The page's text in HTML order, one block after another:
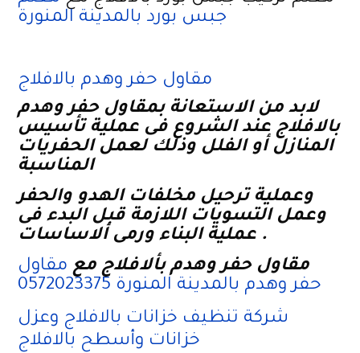
جبس بورد بالمدينة المنورة
مقاول حفر وهدم بالافلاج
لابد من الاستعانة بمقاول حفر وهدم
بالافلاج عند الشروع فى عملية تأسيس
المنازل أو الفلل وذلك لعمل الحفريات
المناسبة
وعملية ترحيل مخلفات الهدو والحفر
وعمل التسويات اللازمة قبل البدء فى
عملية البناء ورمى ألاساسات .
مقاول حفر وهدم بألافلاج مع مقاول
حفر وهدم بالمدينة المنورة 0572023375
شركة تنظيف خزانات بالافلاج وعزل
خزانات وأسطح بالافلاج